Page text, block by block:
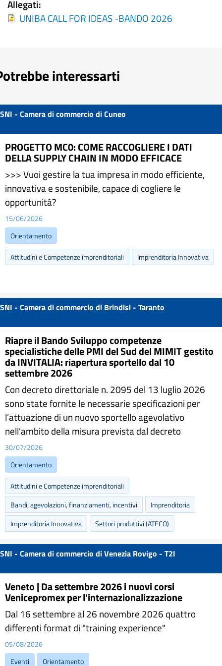
Allegati
UNIBA CALL FOR IDEAS -BANDO 2026
interessarti
SNI - Camera di commercio di Cuneo
PROGETTO MC0: COME RACCOGLIERE I DATI
DELLA SUPPLY CHAIN IN MODO EFFICACE
>>> Vuoi gestire la tua impresa in modo efficiente,
innovativa e sostenibile, capace di cogliere le
opportunità?
15/06/2026
Orientamento
Attitudini e Competenze imprenditoriali Imprenditoria Innovativa
SNI - Camera di commercio di Brindisi - Taranto
Riapre il Bando Sviluppo competenze
specialistiche delle PMI del Sud del MIMIT gestito
da INVITALIA: riapertura sportello dal 10
settembre 2026
Con decreto direttoriale n. 2095 del 13 luglio 2026
sono state fornite le necessarie specificazioni per
l’attuazione di un nuovo sportello agevolativo
nell’ambito della misura prevista dal decreto
30/07/2026
Orientamento
Attitudini e Competenze imprenditoriali
Bandi, agevolazioni, finanziamenti, incentivi
Imprenditoria
Imprenditoria Innovativa
Settori produttivi (ATECO)
SNI - Camera di commercio di Venezia Rovigo - T2I
Veneto | Da settembre 2026 i nuovi corsi
Venicepromex per l'internazionalizzazione
Dal 16 settembre al 26 novembre 2026 quattro
differenti format di "training experience"
05/08/2026
Eventi
Orientamento